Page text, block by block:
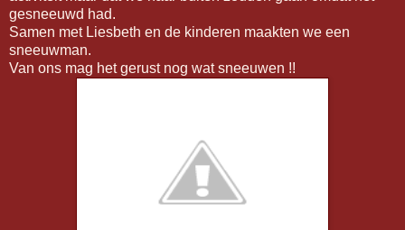
gesneeuwd had.
Samen met Liesbeth en de kinderen maakten we een
sneeuwman.
Van ons mag het gerust nog wat sneeuwen !!